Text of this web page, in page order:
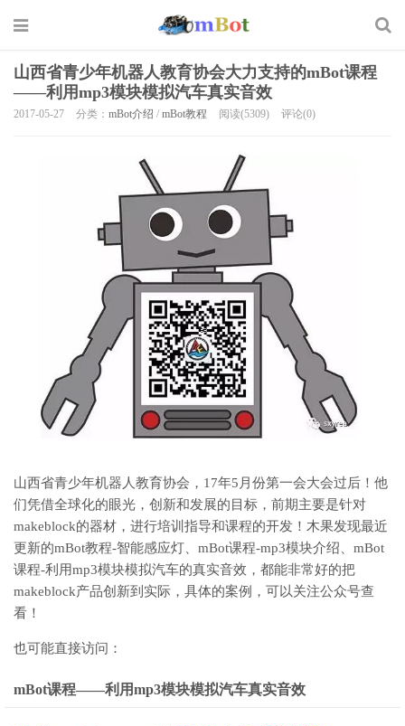
山西省青少年机器人教育协会大力支持的mBot课程
——利用mp3模块模拟汽车真实音效
2017-05-27 分类： mBot介绍 / mBot教程 阅读(5309) 评论(0)
山西省青少年机器人教育协会，17年5月份第一会大会过后！他
们凭借全球化的眼光，创新和发展的目标，前期主要是针对
makeblock的器材，进行培训指导和课程的开发！木果发现最近
更新的mBot教程-智能感应灯、mBot课程-mp3模块介绍、mBot
课程-利用mp3模块模拟汽车的真实音效，都能非常好的把
makeblock产品创新到实际，具体的案例，可以关注公众号查
看！
也可能直接访问：
mBot课程——利用mp3模块模拟汽车真实音效